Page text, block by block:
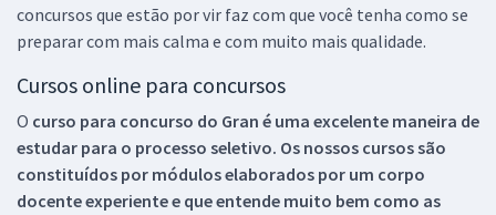
concursos que estão por vir faz com que você tenha como se
preparar com mais calma e com muito mais qualidade.
Cursos online para concursos
O curso para concurso do Gran é uma excelente maneira de
estudar para o processo seletivo. Os nossos cursos são
constituídos por módulos elaborados por um corpo
docente experiente e que entende muito bem como as